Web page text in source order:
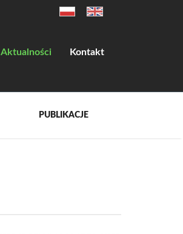
Aktualności Kontakt
PUBLIKACJE